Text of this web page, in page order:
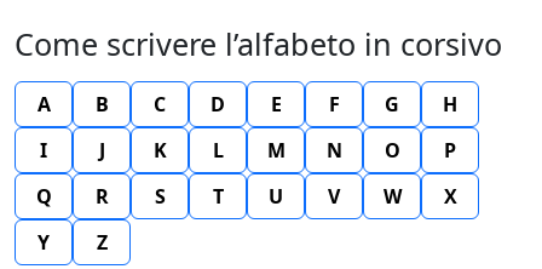
Come scrivere l’alfabeto in corsivo
A B C D E F G
H
I
J K L M N O
P
Q
R S T U V W
X
Y
Z